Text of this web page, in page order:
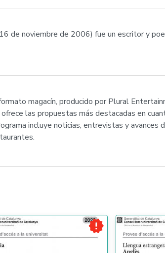
de noviembre de 2006) fue un escritor y
magacín, producido por Plural
las propuestas más destacadas en
incluye noticias, entrevistas y avances
